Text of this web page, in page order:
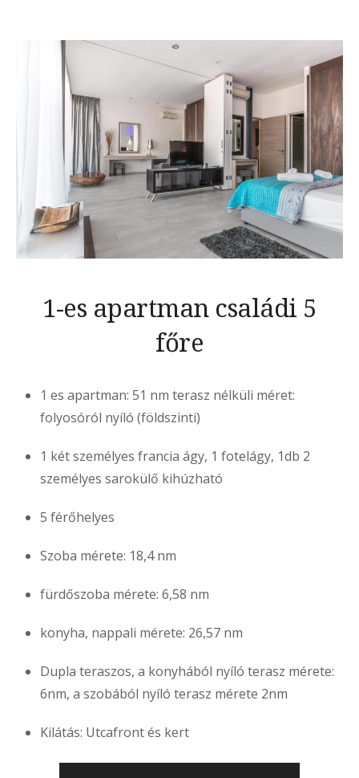
1-es apartman családi 5
főre
1 es apartman: 51 nm terasz nélküli méret:
folyosóról nyíló (földszinti)
1 két személyes francia ágy, 1 fotelágy, 1db 2
személyes sarokülő kihúzható
5 férőhelyes
Szoba mérete: 18,4 nm
fürdőszoba mérete: 6,58 nm
konyha, nappali mérete: 26,57 nm
Dupla teraszos, a konyhából nyíló terasz mérete:
6nm, a szobából nyíló terasz mérete 2nm
Kilátás: Utcafront és kert